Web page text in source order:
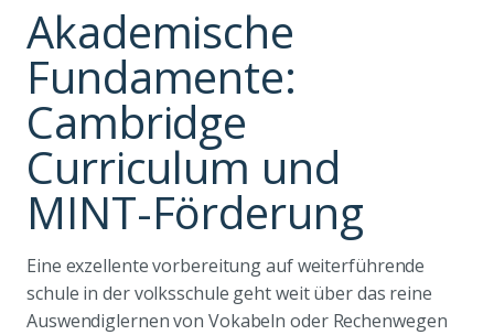
Akademische
Fundamente:
Cambridge
Curriculum und
MINT-Förderung
Eine exzellente vorbereitung auf weiterführende
schule in der volksschule geht weit über das reine
Auswendiglernen von Vokabeln oder Rechenwegen